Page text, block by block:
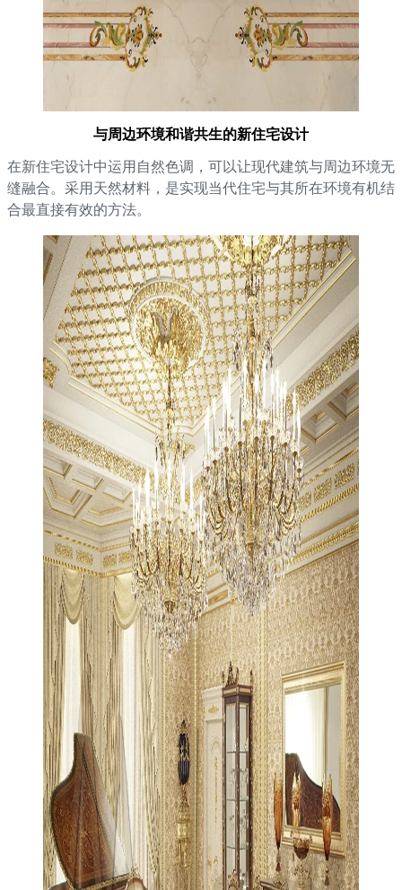
与周边环境和谐共生的新住宅设计
在新住宅设计中运用自然色调，可以让现代建筑与周边环境无
缝融合。采用天然材料，是实现当代住宅与其所在环境有机结
合最直接有效的方法。